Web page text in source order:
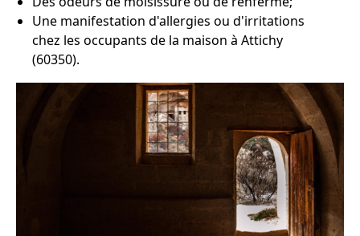
Une manifestation d'allergies ou d'irritations
chez les occupants de la maison à Attichy
(60350).